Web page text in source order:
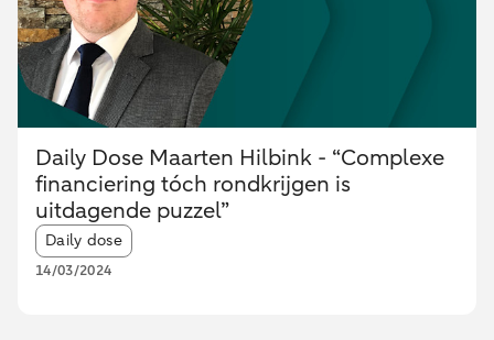
Daily Dose Maarten Hilbink - “Complexe
financiering tóch rondkrijgen is
uitdagende puzzel”
Article tags:
Daily dose
14/03/2024